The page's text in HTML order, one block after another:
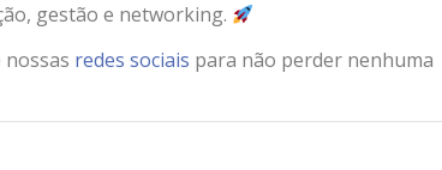
gestão e networking.
redes sociais para não perder nenhuma